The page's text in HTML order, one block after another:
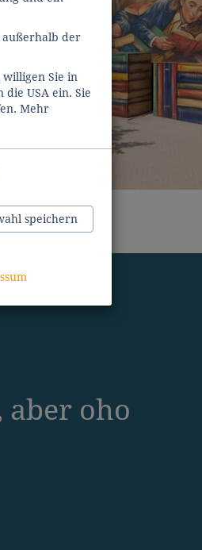
außerhalb der
Sie in
USA ein. Sie
Mehr
speichern
aber oho